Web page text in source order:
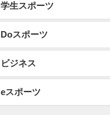
学生スポーツ
Doスポーツ
ビジネス
eスポーツ